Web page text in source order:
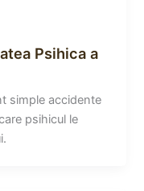
Psihica a
simple accidente
psihicul le